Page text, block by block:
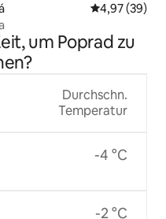
4,97 (39)
um Poprad zu
Durchschn.
Temperatur
-4 °C
-2 °C